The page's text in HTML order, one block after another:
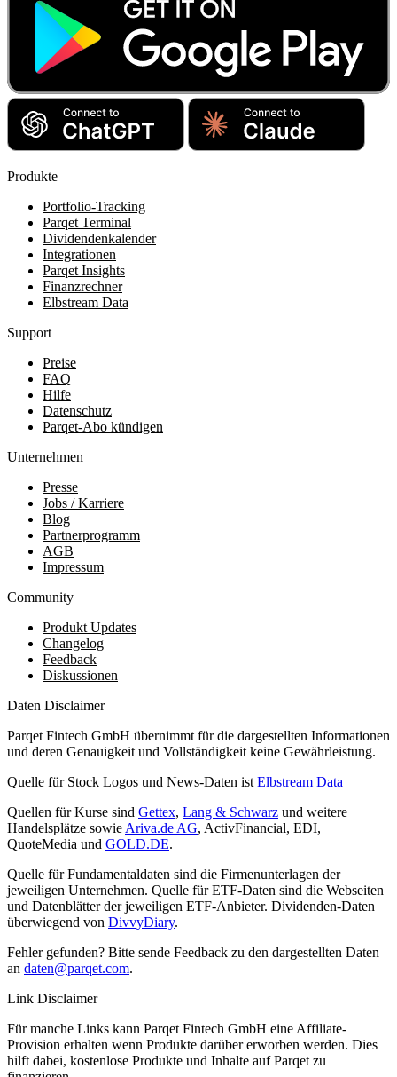
Produkte
Portfolio-Tracking
Parqet Terminal
Dividendenkalender
Integrationen
Parqet Insights
Finanzrechner
Elbstream Data
Support
Preise
FAQ
Hilfe
Datenschutz
Parqet-Abo kündigen
Unternehmen
Presse
Jobs / Karriere
Blog
Partnerprogramm
AGB
Impressum
Community
Produkt Updates
Changelog
Feedback
Diskussionen
Daten Disclaimer
Parqet Fintech GmbH übernimmt für die dargestellten Informationen
und deren Genauigkeit und Vollständigkeit keine Gewährleistung.
Quelle für Stock Logos und News-Daten ist Elbstream Data
Quellen für Kurse sind Gettex, Lang & Schwarz und weitere
Handelsplätze sowie Ariva.de AG, ActivFinancial, EDI,
QuoteMedia und GOLD.DE.
Quelle für Fundamentaldaten sind die Firmenunterlagen der
jeweiligen Unternehmen. Quelle für ETF-Daten sind die Webseiten
und Datenblätter der jeweiligen ETF-Anbieter. Dividenden-Daten
überwiegend von DivvyDiary.
Fehler gefunden? Bitte sende Feedback zu den dargestellten Daten
an daten@parqet.com.
Link Disclaimer
Für manche Links kann Parqet Fintech GmbH eine Affiliate-
Provision erhalten wenn Produkte darüber erworben werden. Dies
hilft dabei, kostenlose Produkte und Inhalte auf Parqet zu